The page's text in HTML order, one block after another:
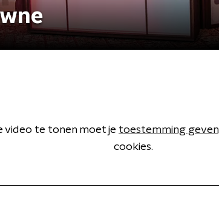
video te tonen moet je toestemming geven
cookies.